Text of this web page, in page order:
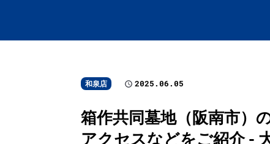
和泉店 2025.06.05
箱作共同墓地（阪南市）
アクセスなどをご紹介 -